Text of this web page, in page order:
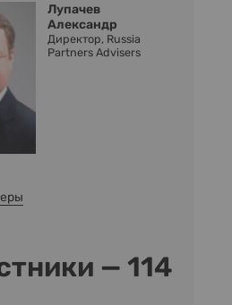
Лупачев
Александр
Директор, Russia
Partners Advisers
— 114